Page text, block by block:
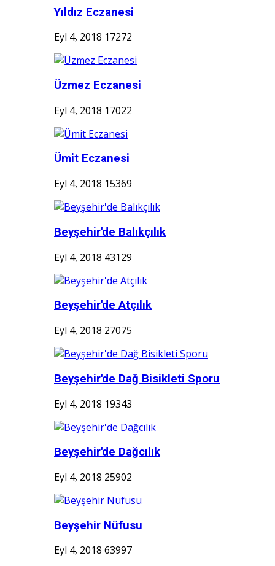
Yıldız Eczanesi
Eyl 4, 2018 17272
Üzmez Eczanesi
Eyl 4, 2018 17022
Ümit Eczanesi
Eyl 4, 2018 15369
Beyşehir'de Balıkçılık
Eyl 4, 2018 43129
Beyşehir'de Atçılık
Eyl 4, 2018 27075
Beyşehir'de Dağ Bisikleti Sporu
Eyl 4, 2018 19343
Beyşehir'de Dağcılık
Eyl 4, 2018 25902
Beyşehir Nüfusu
Eyl 4, 2018 63997